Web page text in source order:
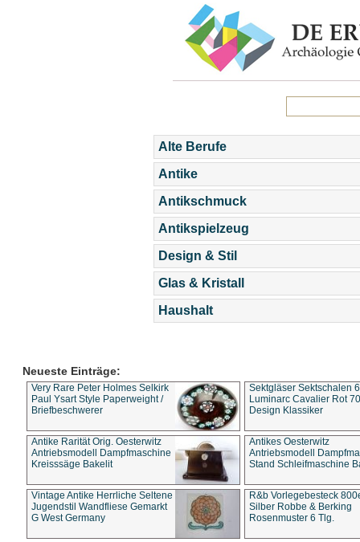
Alte Berufe
Antike
Antikschmuck
Antikspielzeug
Design & Stil
Glas & Kristall
Haushalt
Neueste Einträge:
Very Rare Peter Holmes Selkirk
Paul Ysart Style Paperweight /
Briefbeschwerer
Sektgläser Sektschalen
Luminarc Cavalier Rot
Design Klassiker
Antike Rarität Orig. Oesterwitz
Antriebsmodell Dampfmaschine
Kreisssäge Bakelit
Antikes Oesterwitz
Antriebsmodell
Stand Schleifmaschine
Vintage Antike Herrliche Seltene
Jugendstil Wandfliese Gemarkt
G West Germany
R&b Vorlegebesteck
Silber Robbe & Berking
Rosenmuster 6 Tlg.